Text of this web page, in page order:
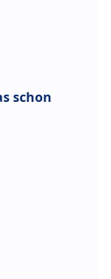
schon